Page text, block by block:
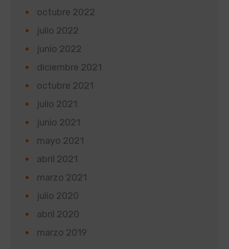
octubre 2022
julio 2022
junio 2022
diciembre 2021
octubre 2021
julio 2021
junio 2021
mayo 2021
abril 2021
marzo 2021
julio 2020
abril 2020
marzo 2019